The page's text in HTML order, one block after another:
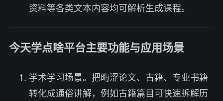
资料等各类文本内容均可解析生成课程。
今天学点啥平台主要功能与应用场景
学术学习场景。把晦涩论文、古籍、专业书籍
转化成通俗讲解，例如古籍篇目可快速拆解历